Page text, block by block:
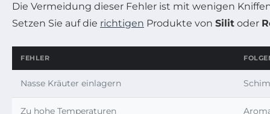
Die Vermeidung dieser Fehler ist mit wenigen
Setzen Sie auf die richtigen Produkte von Silit oder
FEHLER
Nasse Kräuter einlagern
Zu hohe Temperaturen